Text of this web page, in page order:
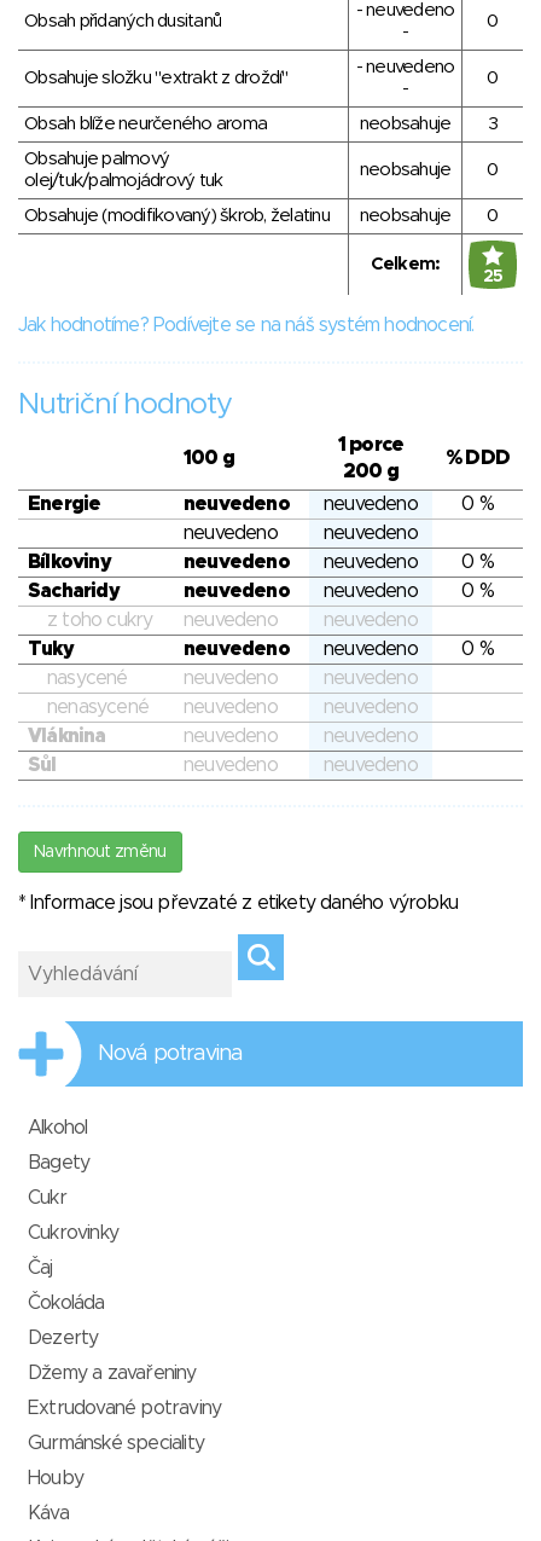
Obsah přidaných dusitanů
- neuvedeno
-
0
Obsahuje složku "extrakt z droždí"
- neuvedeno
-
0
Obsah blíže neurčeného aroma neobsahuje
3
Obsahuje palmový
olej/tuk/palmojádrový tuk
neobsahuje 0
Obsahuje (modifikovaný) škrob, želatinu neobsahuje 0
Celkem:
25
Jak hodnotíme? Podívejte se na náš systém hodnocení.
Nutriční hodnoty
100 g
1 porce
200 g
% DDD
Energie neuvedeno neuvedeno
0 %
neuvedeno
neuvedeno
Bílkoviny
neuvedeno neuvedeno
0 %
Sacharidy
neuvedeno neuvedeno
0 %
z toho cukry
neuvedeno
neuvedeno
Tuky
neuvedeno neuvedeno
0 %
nasycené
neuvedeno
neuvedeno
nenasycené
neuvedeno
neuvedeno
Vláknina
neuvedeno
neuvedeno
Sůl
neuvedeno neuvedeno
Navrhnout změnu
* Informace jsou převzaté z etikety daného výrobku
Nová potravina
Alkohol
Bagety
Cukr
Cukrovinky
Čaj
Čokoláda
Dezerty
Džemy a zavařeniny
Extrudované potraviny
Gurmánské speciality
Houby
Káva